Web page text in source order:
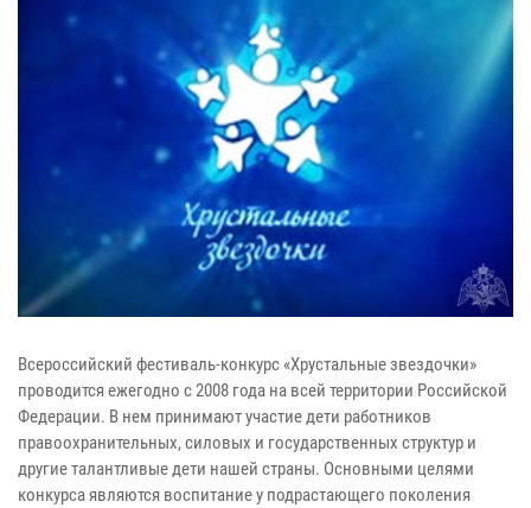
Всероссийский фестиваль-конкурс «Хрустальные звездочки»
проводится ежегодно с 2008 года на всей территории Российской
Федерации. В нем принимают участие дети работников
правоохранительных, силовых и государственных структур и
другие талантливые дети нашей страны. Основными целями
конкурса являются воспитание у подрастающего поколения